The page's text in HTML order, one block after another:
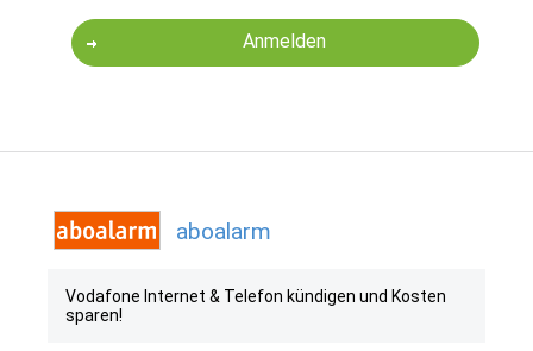
Anmelden
aboalarm
Vodafone Internet & Telefon kündigen und Kosten
sparen!